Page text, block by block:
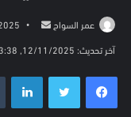
عمر السواح
أرسل 12/11/
آخر تحديث: 12/11/2025, 3:38 صباحًا
فيسبوكتويتر